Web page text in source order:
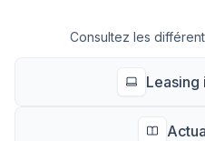
Consultez les
Leasing